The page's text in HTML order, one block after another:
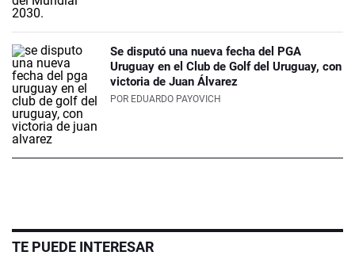
Se disputó una nueva fecha del PGA
Uruguay en el Club de Golf del Uruguay, con
victoria de Juan Álvarez
POR EDUARDO PAYOVICH
TE PUEDE INTERESAR